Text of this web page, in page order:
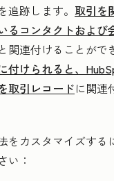
追跡します。 取引を
るコンタクトおよび
と関連付けることがで
付けられると、
取引レコードに関連
をカスタマイズする
い：